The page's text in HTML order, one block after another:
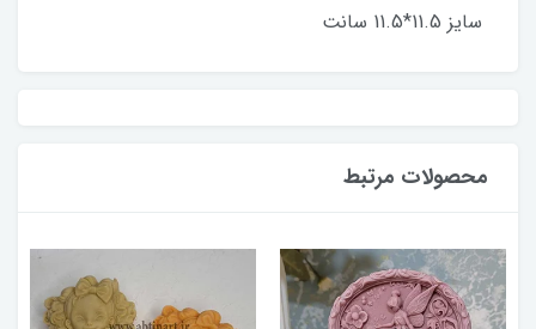
سایز 11.5*11.5 سانت
محصولات مرتبط